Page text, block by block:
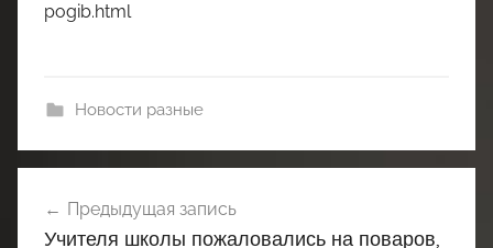
pogib.html
Новости разные
по
Предыдущая запись
Учителя школы пожаловались на поваров,